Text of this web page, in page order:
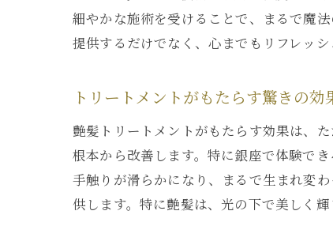
細やかな施術を受けることで、まるで魔
提供するだけでなく、心までもリフレッシ
トリートメントがもたらす驚きの効
艶髪トリートメントがもたらす効果は、
根本から改善します。特に銀座で体験で
手触りが滑らかになり、まるで生まれ変
供します。特に艶髪は、光の下で美しく